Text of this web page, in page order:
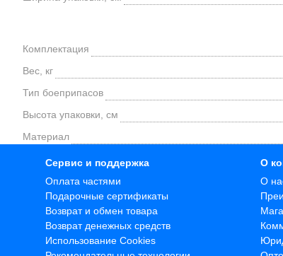
Комплектация
Вес, кг
Тип боеприпасов
Высота упаковки, см
Материал
Сервис и поддержка
Оплата частями
Подарочные сертификаты
Возврат и обмен товара
Возврат денежных средств
Использование Cookies
О
О